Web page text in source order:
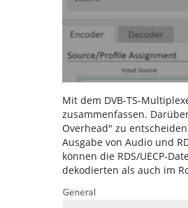
Mit dem DVB-TS-
zusammenfassen.
Overhead" zu
Ausgabe von Audio und
können die RDS/UECP-
dekodierten als auch im